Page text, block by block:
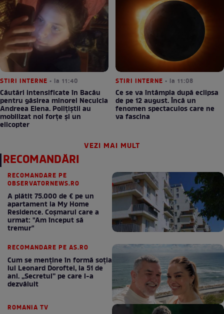
STIRI INTERNE • la 11:40
Căutări intensificate în Bacău
pentru găsirea minorei Neculcia
Andreea Elena. Polițiștii au
mobilizat noi forțe și un
elicopter
STIRI INTERNE • la 11:08
Ce se va întâmpla după eclipsa
de pe 12 august. Încă un
fenomen spectaculos care ne
va fascina
VEZI MAI MULT
RECOMANDĂRI
RECOMANDARE PE
OBSERVATORNEWS.RO
A plătit 75.000 de € pe un
apartament la My Home
Residence. Coşmarul care a
urmat: "Am început să
tremur"
RECOMANDARE PE AS.RO
Cum se menţine în formă soţia
lui Leonard Doroftei, la 51 de
ani. „Secretul” pe care l-a
dezvăluit
ROMANIA TV